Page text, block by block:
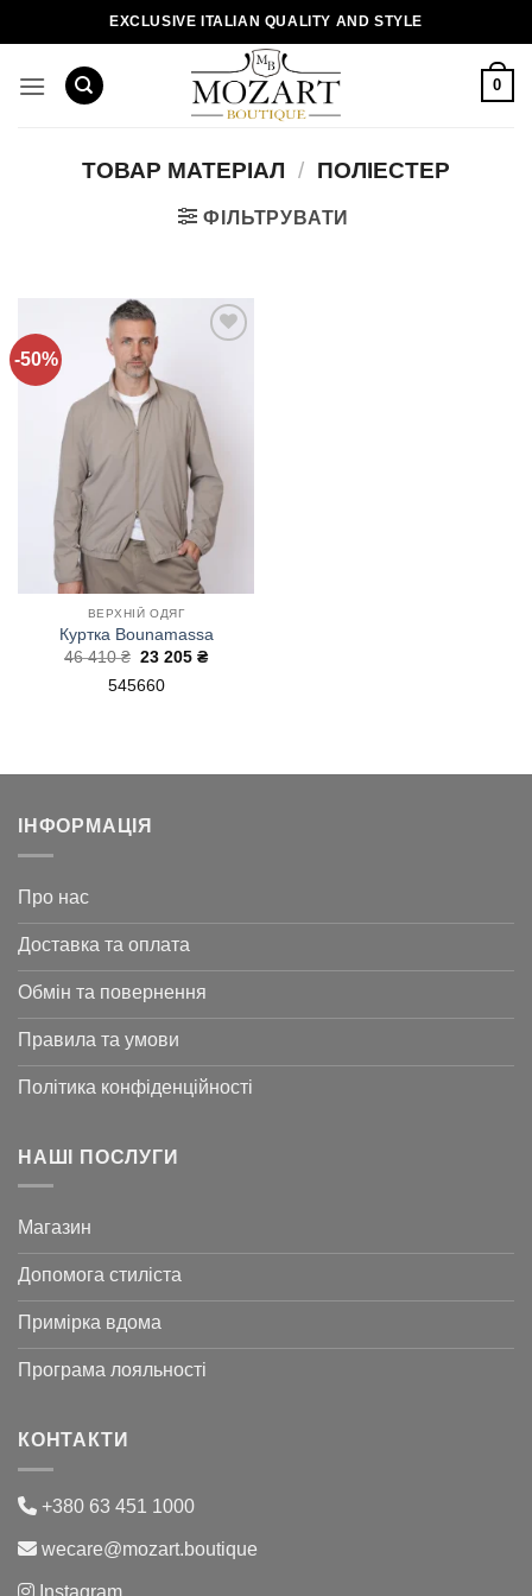
EXCLUSIVE ITALIAN QUALITY AND STYLE
0
ТОВАР МАТЕРІАЛ / ПОЛІЕСТЕР
ФІЛЬТРУВАТИ
-50%
списку
бажань!
ВЕРХНІЙ ОДЯГ
Куртка Bounamassa
46 410₴ Оригінальна
46
23 205₴Поточна
545660
ІНФОРМАЦІЯ
Про нас
Доставка та оплата
Обмін та повернення
Правила та умови
Політика конфіденційності
НАШІ ПОСЛУГИ
Магазин
Допомога стиліста
Примірка вдома
Програма лояльності
КОНТАКТИ
+380 63 451 1000
wecare@mozart.boutique
Instagram